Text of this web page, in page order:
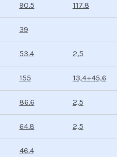
90.5 117.8
39
53.4 2,5
155 13,4+45,6
86.6 2,5
64.8 2,5
46.4